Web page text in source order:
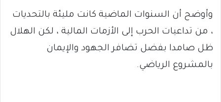
وأوضح أن السنوات الماضية كانت مليئة بالتحديات
، من تداعيات الحرب إلى الأزمات المالية ، لكن الهلال
ظل صامدا بفضل تضافر الجهود والإيمان
بالمشروع الرياضي.